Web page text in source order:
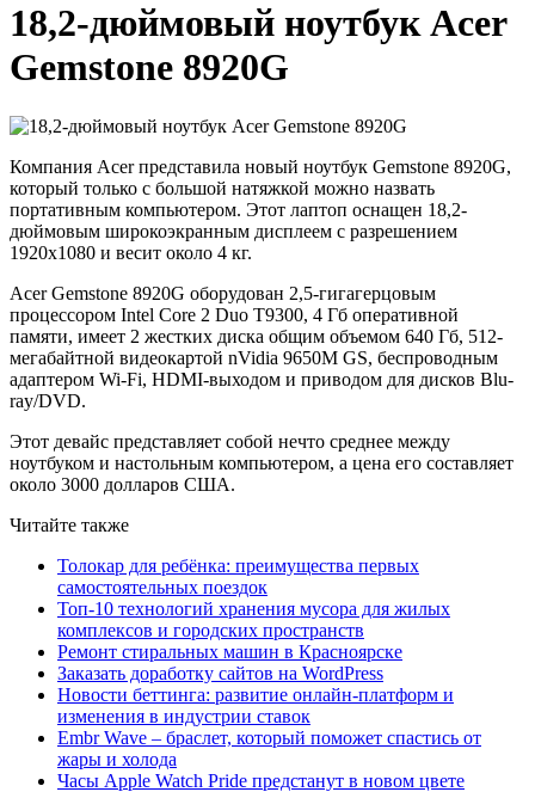
18,2-дюймовый ноутбук Acer
Gemstone 8920G
Компания Acer представила новый ноутбук Gemstone 8920G,
который только с большой натяжкой можно назвать
портативным компьютером. Этот лаптоп оснащен 18,2-
дюймовым широкоэкранным дисплеем с разрешением
1920х1080 и весит около 4 кг.
Acer Gemstone 8920G оборудован 2,5-гигагерцовым
процессором Intel Core 2 Duo T9300, 4 Гб оперативной
памяти, имеет 2 жестких диска общим объемом 640 Гб, 512-
мегабайтной видеокартой nVidia 9650M GS, беспроводным
адаптером Wi-Fi, HDMI-выходом и приводом для дисков Blu-
ray/DVD.
Этот девайс представляет собой нечто среднее между
ноутбуком и настольным компьютером, а цена его составляет
около 3000 долларов США.
Читайте также
Толокар для ребёнка: преимущества первых
самостоятельных поездок
Топ-10 технологий хранения мусора для жилых
комплексов и городских пространств
Ремонт стиральных машин в Красноярске
Заказать доработку сайтов на WordPress
Новости беттинга: развитие онлайн-платформ и
изменения в индустрии ставок
Embr Wave – браслет, который поможет спастись от
жары и холода
Часы Apple Watch Pride предстанут в новом цвете